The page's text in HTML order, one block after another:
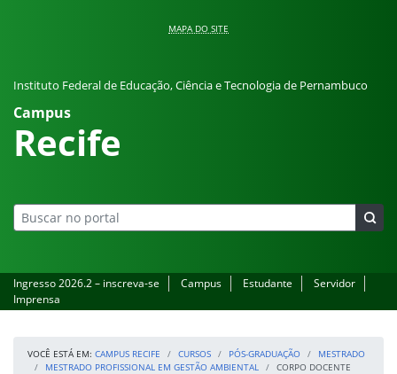
MAPA DO SITE
Instituto Federal de Educação, Ciência e Tecnologia de Pernambuco
Campus
Recife
Ingresso 2026.2 – inscreva-se Campus Estudante
Servidor
Imprensa
VOCÊ ESTÁ EM: CAMPUS RECIFE CURSOS PÓS-GRADUAÇÃO
MESTRADO
MESTRADO PROFISSIONAL EM GESTÃO AMBIENTAL
CORPO DOCENTE